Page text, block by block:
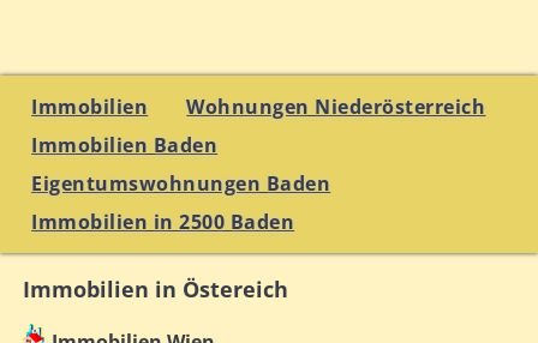
Immobilien
Wohnungen Niederösterreich
Immobilien Baden
Eigentumswohnungen Baden
Immobilien in 2500 Baden
Immobilien in Östereich